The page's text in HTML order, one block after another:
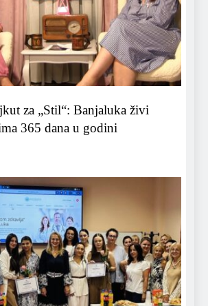
za „Stil“: Banjaluka živi
365 dana u godini